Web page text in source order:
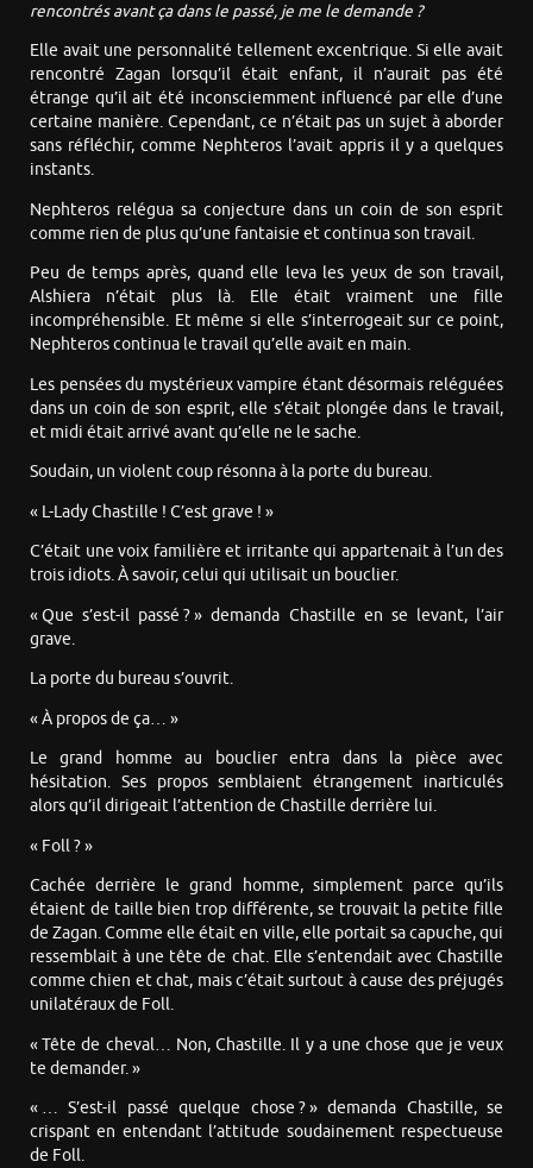
rencontrés avant ça dans le passé, je me le demande ?
Elle avait une personnalité tellement excentrique. Si elle avait
rencontré Zagan lorsqu’il était enfant, il n’aurait pas été
étrange qu’il ait été inconsciemment influencé par elle d’une
certaine manière. Cependant, ce n’était pas un sujet à aborder
sans réfléchir, comme Nephteros l’avait appris il y a quelques
instants.
Nephteros relégua sa conjecture dans un coin de son esprit
comme rien de plus qu’une fantaisie et continua son travail.
Peu de temps après, quand elle leva les yeux de son travail,
Alshiera n’était plus là. Elle était vraiment une fille
incompréhensible. Et même si elle s’interrogeait sur ce point,
Nephteros continua le travail qu’elle avait en main.
Les pensées du mystérieux vampire étant désormais reléguées
dans un coin de son esprit, elle s’était plongée dans le travail,
et midi était arrivé avant qu’elle ne le sache.
Soudain, un violent coup résonna à la porte du bureau.
« L-Lady Chastille ! C’est grave ! »
C’était une voix familière et irritante qui appartenait à l’un des
trois idiots. À savoir, celui qui utilisait un bouclier.
« Que s’est-il passé ? » demanda Chastille en se levant, l’air
grave.
La porte du bureau s’ouvrit.
« À propos de ça… »
Le grand homme au bouclier entra dans la pièce avec
hésitation. Ses propos semblaient étrangement inarticulés
alors qu’il dirigeait l’attention de Chastille derrière lui.
« Foll ? »
Cachée derrière le grand homme, simplement parce qu’ils
étaient de taille bien trop différente, se trouvait la petite fille
de Zagan. Comme elle était en ville, elle portait sa capuche, qui
ressemblait à une tête de chat. Elle s’entendait avec Chastille
comme chien et chat, mais c’était surtout à cause des préjugés
unilatéraux de Foll.
« Tête de cheval… Non, Chastille. Il y a une chose que je veux
te demander. »
« … S’est-il passé quelque chose ? » demanda Chastille, se
crispant en entendant l’attitude soudainement respectueuse
de Foll.